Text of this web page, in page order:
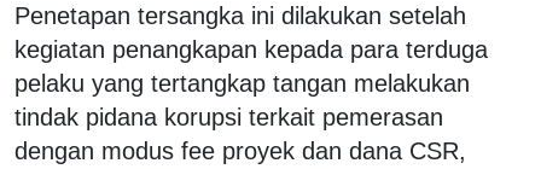
Penetapan tersangka ini dilakukan setelah
kegiatan penangkapan kepada para terduga
pelaku yang tertangkap tangan melakukan
tindak pidana korupsi terkait pemerasan
dengan modus fee proyek dan dana CSR,